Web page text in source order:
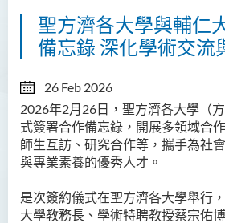
聖方濟各大學與輔仁
備忘錄 深化學術交流
26 Feb 2026
2026年2月26日，聖方濟各大學（
式簽署合作備忘錄，開展多領域合
師生互訪、研究合作等，攜手為社
與專業素養的優秀人才。
是次簽約儀式在聖方濟各大學舉行
大學教務長、學術特聘教授蔡宗佑
關於國際與
活動
最新消息
方大文化大